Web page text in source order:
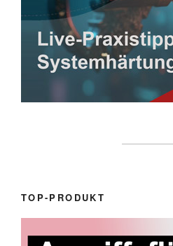
TOP-PRODUKT